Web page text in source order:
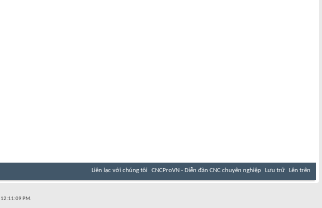
Liên lạc với chúng tôi CNCProVN - Diễn đàn CNC chuyên nghiệp Lưu trữ Lên trên
12:11:09 PM.